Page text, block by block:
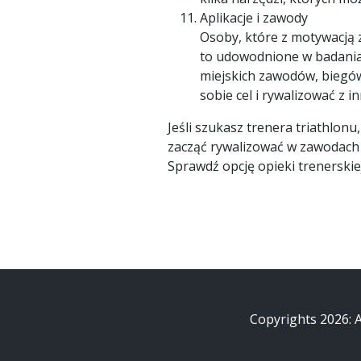
Aplikacje i zawody
Osoby, które z motywacją
to udowodnione w
miejskich zawodów,
sobie cel i rywalizować z
Jeśli szukasz trenera
zacząć rywalizować w
Sprawdź opcję opieki
Copyrights 2026: